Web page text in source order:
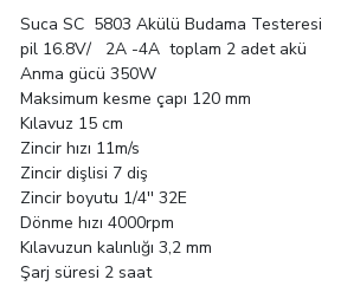
Suca SC 5803 Akülü Budama Testeresi
pil 16.8V/ 2A -4A toplam 2 adet akü
Anma gücü 350W
Maksimum kesme çapı 120 mm
Kılavuz 15 cm
Zincir hızı 11m/s
Zincir dişlisi 7 diş
Zincir boyutu 1/4'' 32E
Dönme hızı 4000rpm
Kılavuzun kalınlığı 3,2 mm
Şarj süresi 2 saat